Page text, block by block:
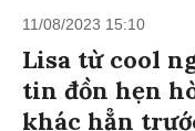
11/08/2023 15:10
Lisa từ cool
tin đồn hẹn
khác hẳn